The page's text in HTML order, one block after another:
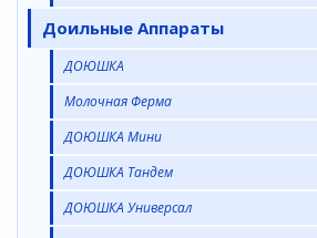
Доильные Аппараты
ДОЮШКА
Молочная Ферма
ДОЮШКА Мини
ДОЮШКА Тандем
ДОЮШКА Универсал